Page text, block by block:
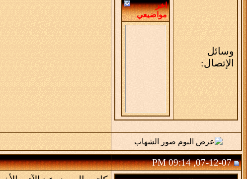
وسائل
الإتصال:
اخر
مواضيعي
07-12-07, 09:14 PM